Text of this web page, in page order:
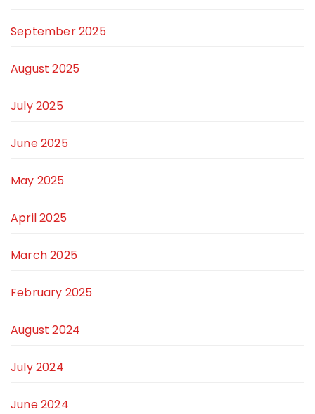
September 2025
August 2025
July 2025
June 2025
May 2025
April 2025
March 2025
February 2025
August 2024
July 2024
June 2024